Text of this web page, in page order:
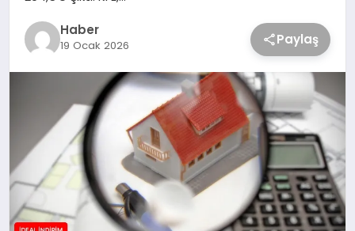
Haber
19 Ocak 2026 Paylaş